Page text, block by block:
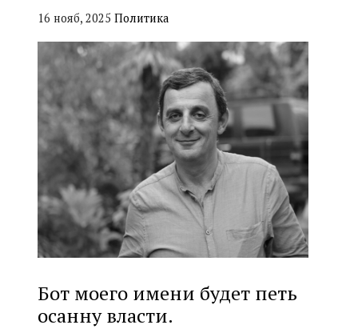
16 нояб, 2025 Политика
Бот моего имени будет петь
осанну власти.